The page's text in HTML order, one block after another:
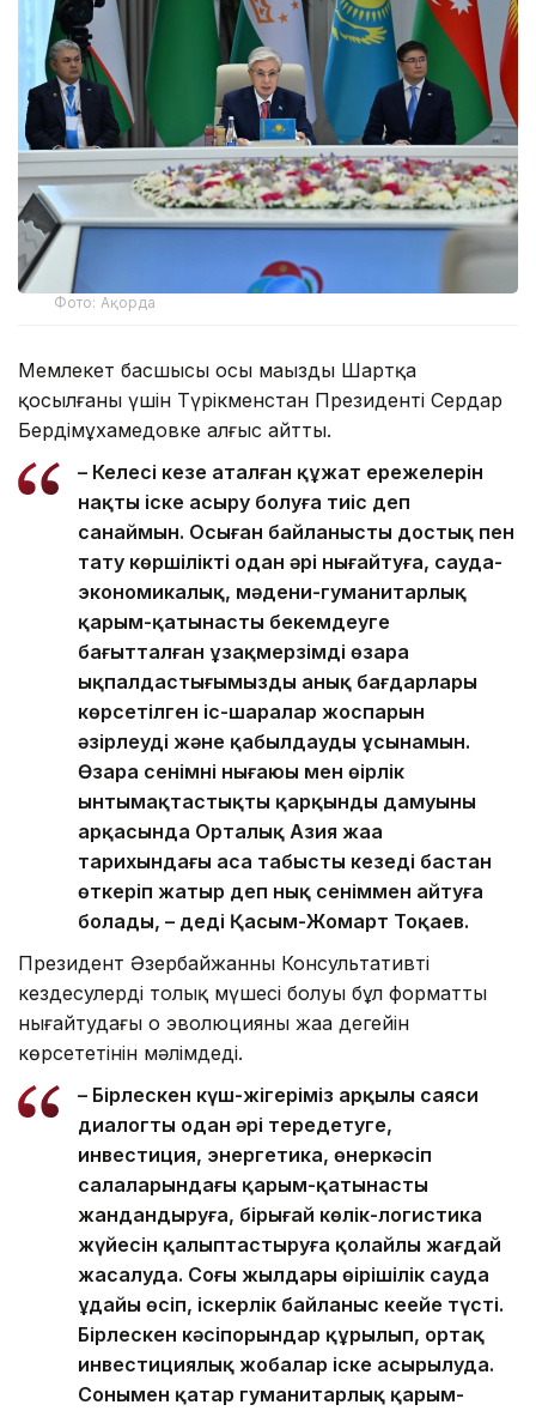
Фото: Ақорда
Мемлекет басшысы осы маңызды Шартқа
қосылғаны үшін Түрікменстан Президенті Сердар
Бердімұхамедовке алғыс айтты.
– Келесі кезең аталған құжат ережелерін
нақты іске асыру болуға тиіс деп
санаймын. Осыған байланысты достық пен
тату көршілікті одан әрі нығайтуға, сауда-
экономикалық, мәдени-гуманитарлық
қарым-қатынасты бекемдеуге
бағытталған ұзақмерзімді өзара
ықпалдастығымыздың анық бағдарлары
көрсетілген іс-шаралар жоспарын
әзірлеуді және қабылдауды ұсынамын.
Өзара сенімнің нығаюы мен өңірлік
ынтымақтастықтың қарқынды дамуының
арқасында Орталық Азия жаңа
тарихындағы аса табысты кезеңді бастан
өткеріп жатыр деп нық сеніммен айтуға
болады, – деді Қасым-Жомарт Тоқаев.
Президент Әзербайжанның Консультативті
кездесулердің толық мүшесі болуы бұл форматты
нығайтудағы оң эволюцияның жаңа деңгейін
көрсететінін мәлімдеді.
– Бірлескен күш-жігеріміз арқылы саяси
диалогты одан әрі тереңдетуге,
инвестиция, энергетика, өнеркәсіп
салаларындағы қарым-қатынасты
жандандыруға, бірыңғай көлік-логистика
жүйесін қалыптастыруға қолайлы жағдай
жасалуда. Соңғы жылдары өңірішілік сауда
ұдайы өсіп, іскерлік байланыс кеңейе түсті.
Бірлескен кәсіпорындар құрылып, ортақ
инвестициялық жобалар іске асырылуда.
Сонымен қатар гуманитарлық қарым-